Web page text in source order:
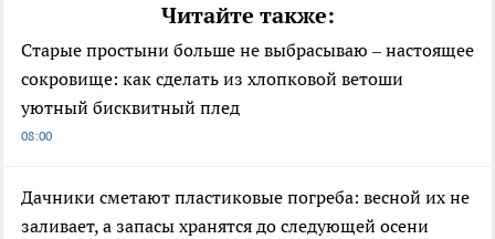
Читайте также:
Старые простыни больше не выбрасываю – настоящее
сокровище: как сделать из хлопковой ветоши
уютный бисквитный плед
08:00
Дачники сметают пластиковые погреба: весной их не
заливает, а запасы хранятся до следующей осени